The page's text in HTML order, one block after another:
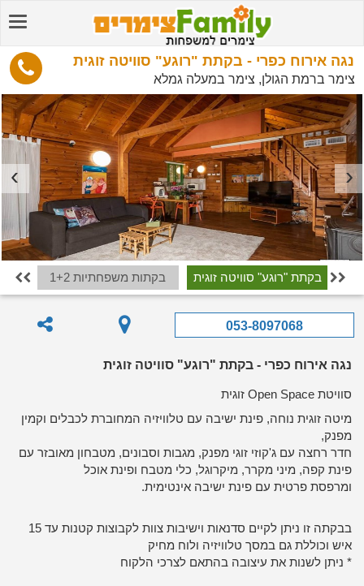
נגה אירוח כפרי - בקתת "רוגע" סוויטה זוגית
צימר ברמת הגולן, צימר במעלה גמלא
בקתת "רוגע" סוויטה זוגית בקתות משפחתיות 1+2 

053-8097068
נגה אירוח כפרי - בקתת "רוגע" סוויטה זוגית
סוויטת Open Space​ זוגית
מיטה זוגית נוחה, פינת ישיבה עם טלוויזיה המחוברת לכבלים וקמין
מפנק,
חדר רחצה עם ג'קוזי זוגי מפנק, מגבות וסבונים, מטבחון מאובזר עם
פינת קפה, מיני מקרר, מיקרוגל, כלי מטבח ופינת אוכל
ומרפסת פרטית עם פינת ישיבה אינטימית.
בבקתה זו ניתן לקיים סדנאות וישיבות צוות לקבוצות קטנות עד 15
איש וכוללת גם במסך טלוויזיה ולוח מחיק
* ניתן לשנות את עיצובה בהתאם לצרכי הלקוח